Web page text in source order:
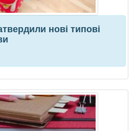
нові типові